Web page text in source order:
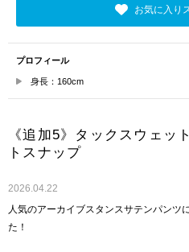
お気に入り
プロフィール
身長：160cm
《追加5》タックスウェッ
トスナップ
2026.04.22
人気のアーカイブスタンスサテンパンツ
た！